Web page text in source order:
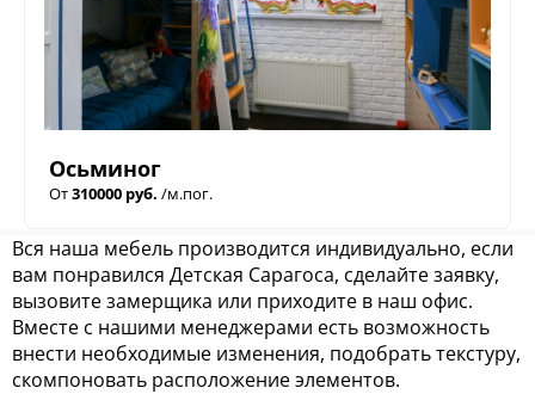
Осьминог
От310000 руб. /м.пог.
Вся наша мебель производится индивидуально, если
вам понравился Детская Сарагоса, сделайте заявку,
вызовите замерщика или приходите в наш офис.
Вместе с нашими менеджерами есть возможность
внести необходимые изменения, подобрать текстуру,
скомпоновать расположение элементов.